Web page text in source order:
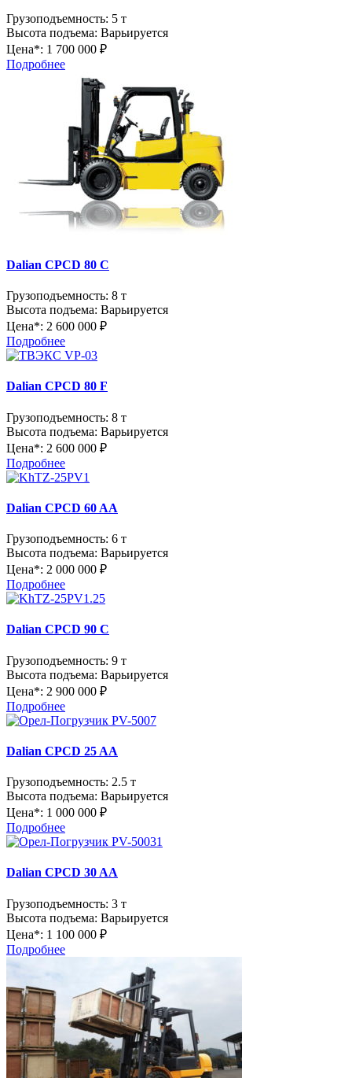
Грузоподъемность: 5 т
Высота подъема: Варьируется
Цена*: 1 700 000 ₽
Подробнее
Dalian CPCD 80 C
Грузоподъемность: 8 т
Высота подъема: Варьируется
Цена*: 2 600 000 ₽
Подробнее
Dalian CPCD 80 F
Грузоподъемность: 8 т
Высота подъема: Варьируется
Цена*: 2 600 000 ₽
Подробнее
Dalian CPCD 60 AA
Грузоподъемность: 6 т
Высота подъема: Варьируется
Цена*: 2 000 000 ₽
Подробнее
Dalian CPCD 90 C
Грузоподъемность: 9 т
Высота подъема: Варьируется
Цена*: 2 900 000 ₽
Подробнее
Dalian CPCD 25 AA
Грузоподъемность: 2.5 т
Высота подъема: Варьируется
Цена*: 1 000 000 ₽
Подробнее
Dalian CPCD 30 AA
Грузоподъемность: 3 т
Высота подъема: Варьируется
Цена*: 1 100 000 ₽
Подробнее